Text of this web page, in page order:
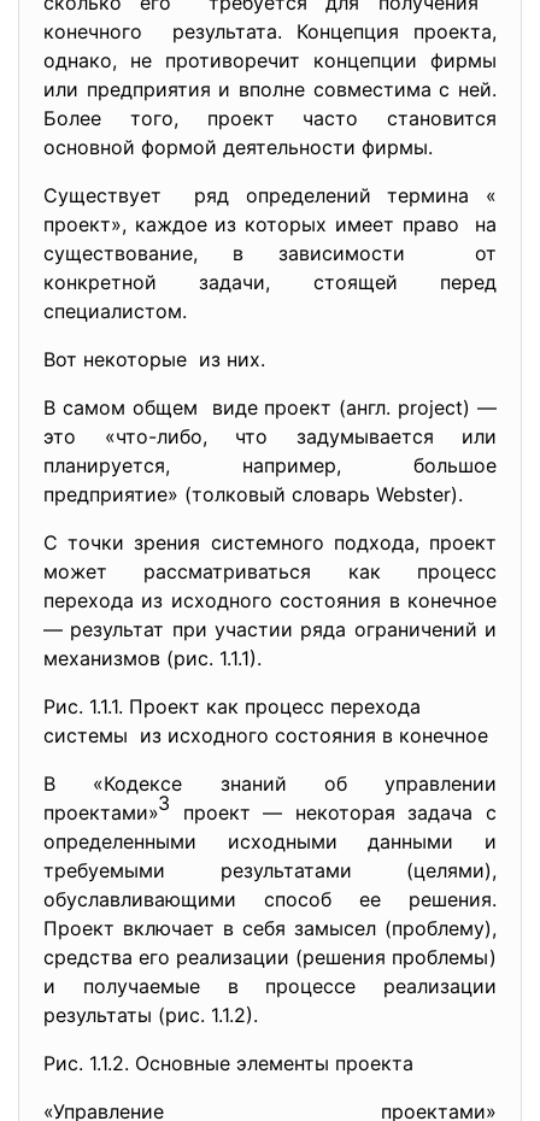
конечного результата. Концепция проекта,
однако, не противоречит концепции фирмы
или предприятия и вполне совместима с ней.
Более того, проект часто становится
основной формой деятельности фирмы.
Существует ряд определений термина «
проект», каждое из которых имеет право на
существование, в зависимости от
конкретной задачи, стоящей перед
специалистом.
Вот некоторые из них.
В самом общем виде проект (англ. project) —
это «что-либо, что задумывается или
планируется, например, большое
предприятие» (толковый словарь Webster).
С точки зрения системного подхода, проект
может рассматриваться как процесс
перехода из исходного состояния в конечное
— результат при участии ряда ограничений и
механизмов (рис. 1.1.1).
Рис. 1.1.1. Проект как процесс перехода
системы из исходного состояния в конечное
В «Кодексе знаний об управлении
проектами»3 проект — некоторая задача с
определенными исходными данными и
требуемыми результатами (целями),
обуславливающими способ ее решения.
Проект включает в себя замысел (проблему),
средства его реализации (решения проблемы)
и получаемые в процессе реализации
результаты (рис. 1.1.2).
Рис. 1.1.2. Основные элементы проекта
«Управление проектами»